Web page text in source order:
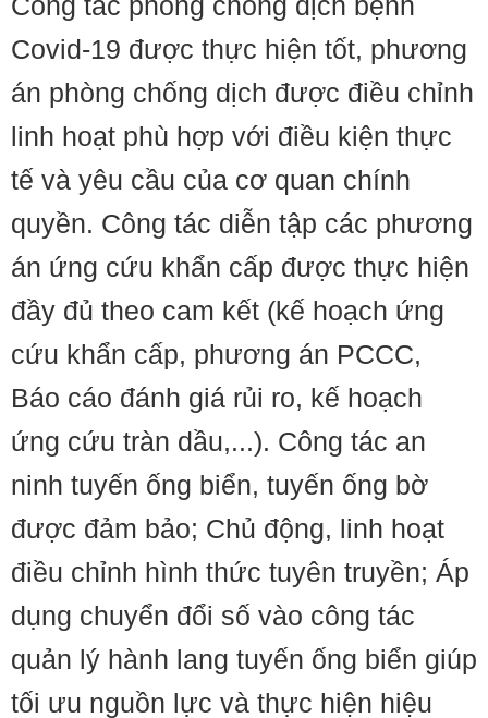
Covid-19 được thực hiện tốt, phương
án phòng chống dịch được điều chỉnh
linh hoạt phù hợp với điều kiện thực
tế và yêu cầu của cơ quan chính
quyền. Công tác diễn tập các phương
án ứng cứu khẩn cấp được thực hiện
đầy đủ theo cam kết (kế hoạch ứng
cứu khẩn cấp, phương án PCCC,
Báo cáo đánh giá rủi ro, kế hoạch
ứng cứu tràn dầu,...). Công tác an
ninh tuyến ống biển, tuyến ống bờ
được đảm bảo; Chủ động, linh hoạt
điều chỉnh hình thức tuyên truyền; Áp
dụng chuyển đổi số vào công tác
quản lý hành lang tuyến ống biển giúp
tối ưu nguồn lực và thực hiện hiệu